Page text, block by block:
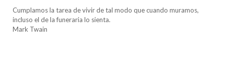
Cumplamos la tarea de vivir de tal modo que cuando muramos,
incluso el de la funeraria lo sienta.
Mark Twain